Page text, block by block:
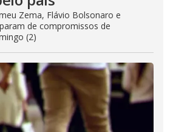
Zema, Flávio Bolsonaro e
de compromissos de
(2)